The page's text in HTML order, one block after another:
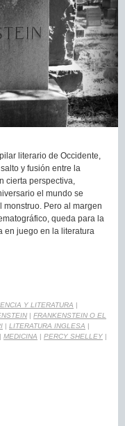
literario de Occidente,
y fusión entre la
cierta perspectiva,
el mundo se
monstruo. Pero al margen
queda para la
en juego en la literatura
Y LITERATURA
FRANKENSTEIN O EL
LITERATURA INGLESA
MEDICINA PERCY SHELLEY